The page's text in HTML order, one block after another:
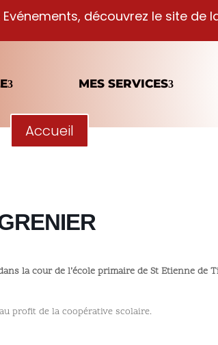
découvrez le site de
MES SERVICES
Accueil
la cour de l’école primaire de St Etienne de
profit de la coopérative scolaire.